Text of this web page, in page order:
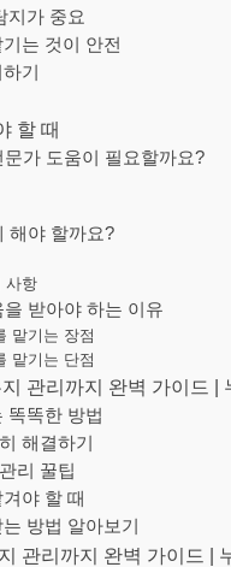
지가 중요
는 것이 안전
기
할 때
가 도움이 필요할까요?
해야 할까요?
사항
받아야 하는 이유
맡기는 장점
맡기는 단점
관리까지 완벽 가이드 |
똑똑한 방법
해결하기
리 꿀팁
야 할 때
방법 알아보기
관리까지 완벽 가이드 |